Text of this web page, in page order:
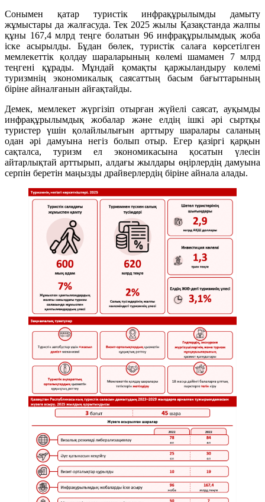
Сонымен қатар туристік инфрақұрылымды дамыту
жұмыстары да жалғасуда. Тек 2025 жылы Қазақстанда жалпы
құны 167,4 млрд теңге болатын 96 инфрақұрылымдық жоба
іске асырылды. Бұдан бөлек, туристік салаға көрсетілген
мемлекеттік қолдау шараларының көлемі шамамен 7 млрд
теңгені құрады. Мұндай қомақты қаржыландыру көлемі
туризмнің экономикалық саясаттың басым бағыттарының
біріне айналғанын айғақтайды.
Демек, мемлекет жүргізіп отырған жүйелі саясат, ауқымды
инфрақұрылымдық жобалар және елдің ішкі әрі сыртқы
туристер үшін қолайлылығын арттыру шаралары саланың
одан әрі дамуына негіз болып отыр. Егер қазіргі қарқын
сақталса, туризм ел экономикасына қосатын үлесін
айтарлықтай арттырып, алдағы жылдары өңірлердің дамуына
серпін беретін маңызды драйверлердің біріне айнала алады.